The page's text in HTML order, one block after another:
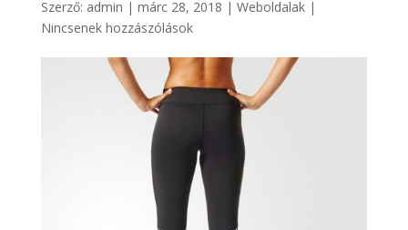
Szerző: admin | márc 28, 2018 | Weboldalak|
Nincsenek hozzászólások